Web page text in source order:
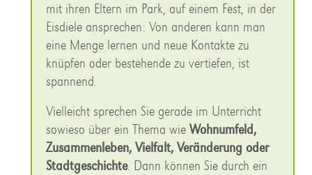
mit ihren Eltern im Park, auf einem Fest, in der
Eisdiele ansprechen: Von anderen kann man
eine Menge lernen und neue Kontakte zu
knüpfen oder bestehende zu vertiefen, ist
spannend.
Vielleicht sprechen Sie gerade im Unterricht
sowieso über ein Thema wie Wohnumfeld,
Zusammenleben, Vielfalt, Veränderung oder
Stadtgeschichte. Dann können Sie durch ein